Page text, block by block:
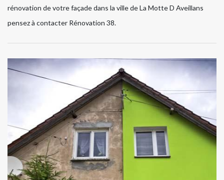
rénovation de votre façade dans la ville de La Motte D Aveillans
pensez à contacter Rénovation 38.